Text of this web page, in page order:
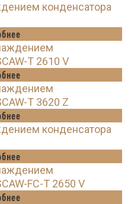
конденсатора
T 2610 V
T 3620 Z
конденсатора
FC-T 2650 V